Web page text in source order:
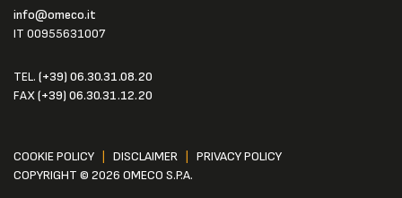
info@omeco.it
IT 00955631007
TEL. (+39) 06.30.31.08.20
FAX(+39) 06.30.31.12.20
COOKIE POLICY DISCLAIMER
PRIVACY POLICY
COPYRIGHT © 2026 OMECO S.P.A.